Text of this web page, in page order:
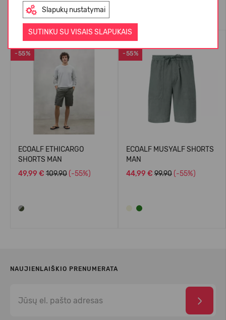
Slapukų nustatymai
SUTINKU SU VISAIS SLAPUKAIS
Panašios prekės
-55%
ECOALF ETHICARGO
SHORTS MAN
49,99 € 109.90 (-55%)
-55%
ECOALF MUSYALF SHORTS
MAN
44,99 € 99.90 (-55%)
NAUJIENLAIŠKIO PRENUMERATA